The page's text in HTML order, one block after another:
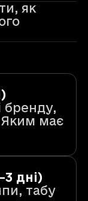
як
бренду,
Яким має
дні)
табу